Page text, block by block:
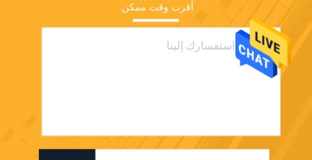
أقرب وقت ممكن.